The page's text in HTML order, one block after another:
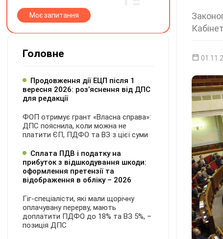
Моє запитання
Головне
Продовження дії ЕЦП після 1
вересня 2026: розʼяснення від ДПС
для редакції
ФОП отримує грант «Власна справа»:
ДПС пояснила, коли можна не
платити ЄП, ПДФО та ВЗ з цієї суми
Сплата ПДВ і податку на
прибуток з відшкодування шкоди:
оформлення претензії та
відображення в обліку – 2026
Гіг-спеціалісти, які мали щорічну
оплачувану перерву, мають
доплатити ПДФО до 18% та ВЗ 5%, –
позиція ДПС